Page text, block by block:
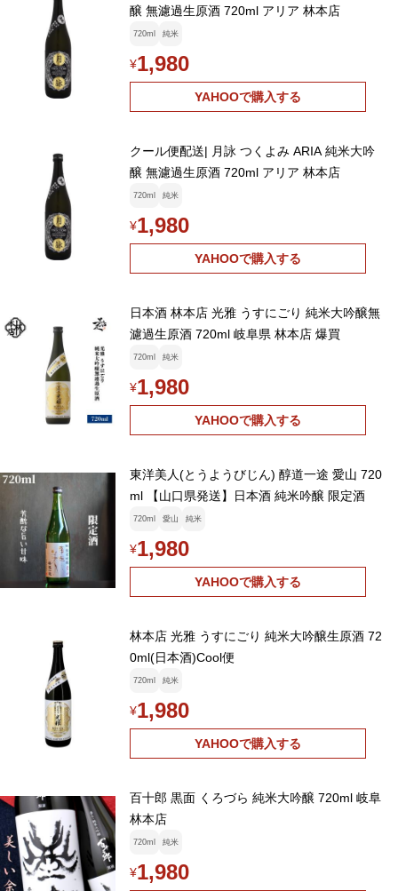
醸 無濾過生原酒 720ml アリア 林本店
720ml 純米
¥1,980
YAHOOで購入する
クール便配送| 月詠 つくよみ ARIA 純米大吟
醸 無濾過生原酒 720ml アリア 林本店
720ml 純米
¥1,980
YAHOOで購入する
日本酒 林本店 光雅 うすにごり 純米大吟醸無
濾過生原酒 720ml 岐阜県 林本店 爆買
720ml 純米
¥1,980
YAHOOで購入する
東洋美人(とうようびじん) 醇道一途 愛山 720
ml 【山口県発送】日本酒 純米吟醸 限定酒
720ml 愛山 純米
¥1,980
YAHOOで購入する
林本店 光雅 うすにごり 純米大吟醸生原酒 72
0ml(日本酒)Cool便
720ml 純米
¥1,980
YAHOOで購入する
百十郎 黒面 くろづら 純米大吟醸 720ml 岐阜
林本店
720ml 純米
¥1,980